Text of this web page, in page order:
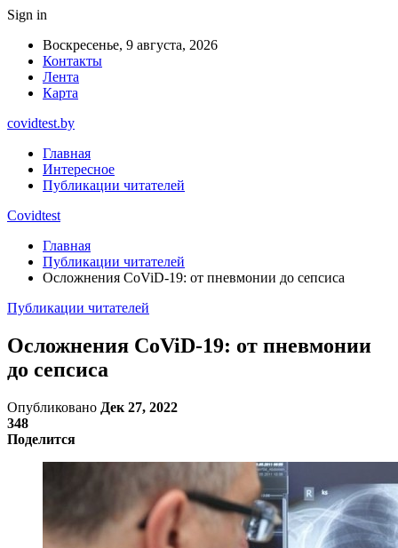
Sign in
Воскресенье, 9 августа, 2026
Контакты
Лента
Карта
covidtest.by
Главная
Интересное
Публикации читателей
Covidtest
Главная
Публикации читателей
Осложнения CoViD-19: от пневмонии до сепсиса
Публикации читателей
Осложнения CoViD-19: от пневмонии
до сепсиса
Опубликовано Дек 27, 2022
348
Поделится